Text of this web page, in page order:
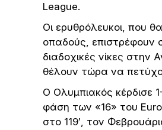
League.
Οι ερυθρόλευκοι, που
οπαδούς, επιστρέφουν
διαδοχικές νίκες στην
θέλουν τώρα να
Ο Ολυμπιακός κέρδισε
φάση των «16» του
στο 119′, τον